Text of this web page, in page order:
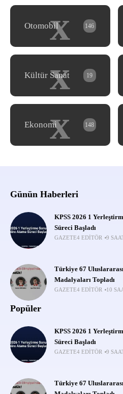
x
Otomobil 146
x
Kültür Sanat 19
x
Ekonomi 148
Günün Haberleri
KPSS 2026 1
Süreci Başladı
GAZETE4 EDITÖR
Türkiye 67
Madalyaları Topladı
GAZETE4 EDITÖR
Popüler
KPSS 2026 1
Süreci Başladı
GAZETE4 EDITÖR
Türkiye 67